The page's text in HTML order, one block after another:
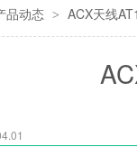
品动态 > ACX天线